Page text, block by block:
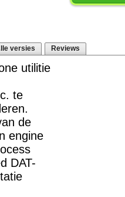
versies Reviews
utilitie
te
de
engine
DAT-